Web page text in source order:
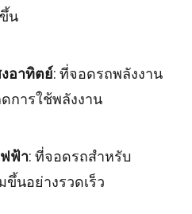
น
อาทิตย์: ที่จอดรถพลังงาน
การใช้พลังงาน
ฟ้า: ที่จอดรถสำหรับ
นอย่างรวดเร็ว